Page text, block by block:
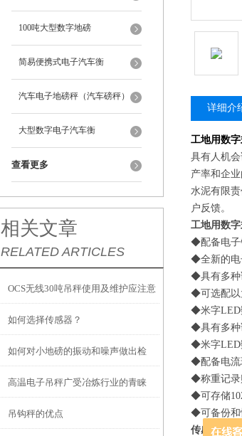
100吨大型数字地磅
简易便携式电子汽车衡
汽车电子地磅秤（汽车磅秤）
大型数字电子汽车衡
查看更多
相关文章
RELATED ARTICLES
OCS无线30吨吊秤使用及维护应注意
重点要素
如何选择传感器？
如何对小地磅的振动和噪声做出检
测？
高温电子吊秤广受冶炼行业的青睐
吊钩秤的优点
详细介
工地用数
具有人机
产率和企
水泥有限
户反馈。
工地用数
◆配备电子
◆全新的电
◆具有多种
◆可选配以
◆米字LED
◆具有多种
◆米字LED
◆配备电流
◆称重记录
◆可存储
◆可备份和
传感器技